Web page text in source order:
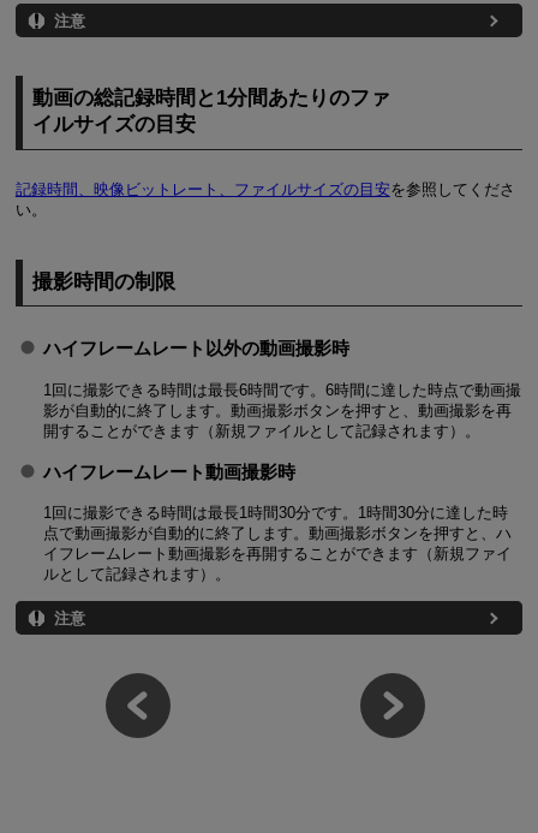
注意
動画の総記録時間と1分間あたりのファ
イルサイズの目安
記録時間、映像ビットレート、ファイルサイズの目安を参照してくださ
い。
撮影時間の制限
ハイフレームレート以外の動画撮影時
1回に撮影できる時間は最長6時間です。6時間に達した時点で動画撮
影が自動的に終了します。動画撮影ボタンを押すと、動画撮影を再
開することができます（新規ファイルとして記録されます）。
ハイフレームレート動画撮影時
1回に撮影できる時間は最長1時間30分です。1時間30分に達した時
点で動画撮影が自動的に終了します。動画撮影ボタンを押すと、ハ
イフレームレート動画撮影を再開することができます（新規ファイ
ルとして記録されます）。
注意